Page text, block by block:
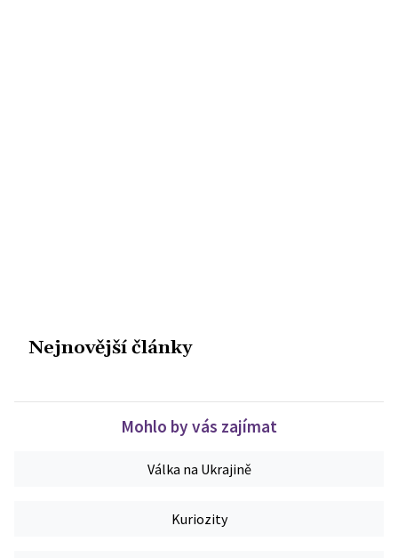
Nejnovější články
Mohlo by vás zajímat
Válka na Ukrajině
Kuriozity